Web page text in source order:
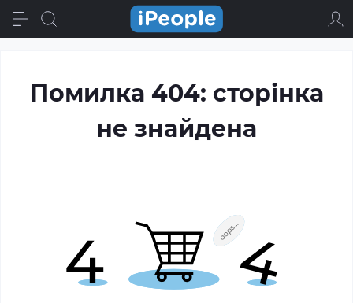
Помилка 404: сторінка
не знайдена